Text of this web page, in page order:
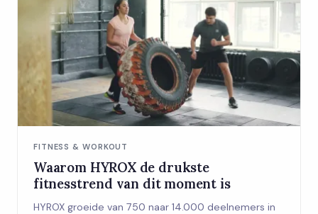
FITNESS & WORKOUT
Waarom HYROX de drukste
fitnesstrend van dit moment is
HYROX groeide van 750 naar 14.000 deelnemers in